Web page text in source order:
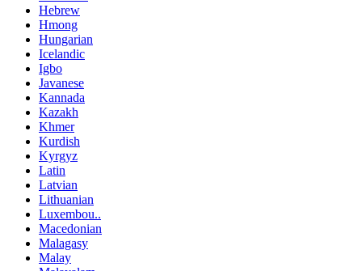
Hebrew
Hmong
Hungarian
Icelandic
Igbo
Javanese
Kannada
Kazakh
Khmer
Kurdish
Kyrgyz
Latin
Latvian
Lithuanian
Luxembou..
Macedonian
Malagasy
Malay